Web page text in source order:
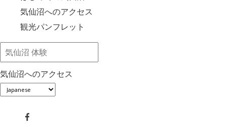
気仙沼へのアクセス
観光パンフレット
気仙沼へのアクセス